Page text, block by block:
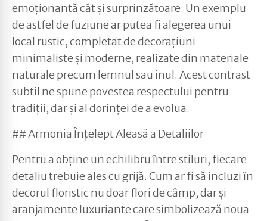
emoționantă cât și surprinzătoare. Un exemplu
de astfel de fuziune ar putea fi alegerea unui
local rustic, completat de decorațiuni
minimaliste și moderne, realizate din materiale
naturale precum lemnul sau inul. Acest contrast
subtil ne spune povestea respectului pentru
tradiții, dar și al dorinței de a evolua.
## Armonia Înțelept Aleasă a Detaliilor
Pentru a obține un echilibru între stiluri, fiecare
detaliu trebuie ales cu grijă. Cum ar fi să incluzi în
decorul floristic nu doar flori de câmp, dar și
aranjamente luxuriante care simbolizează noua